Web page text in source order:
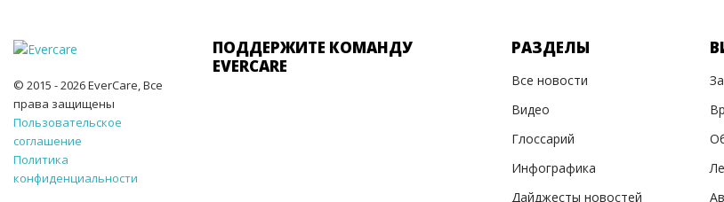
© 2015 - 2026 EverCare, Все
права защищены
Пользовательское
соглашение
Политика
конфиденциальности
ПОДДЕРЖИТЕ КОМАНДУ
EVERCARE
РАЗДЕЛЫ
Все новости
Видео
Глоссарий
Инфографика
Дайджесты новостей